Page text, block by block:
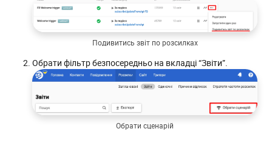
Подивитись звіт по розсилках
Обрати фільтр безпосередньо на вкладці “Звіти”.
Обрати сценарій